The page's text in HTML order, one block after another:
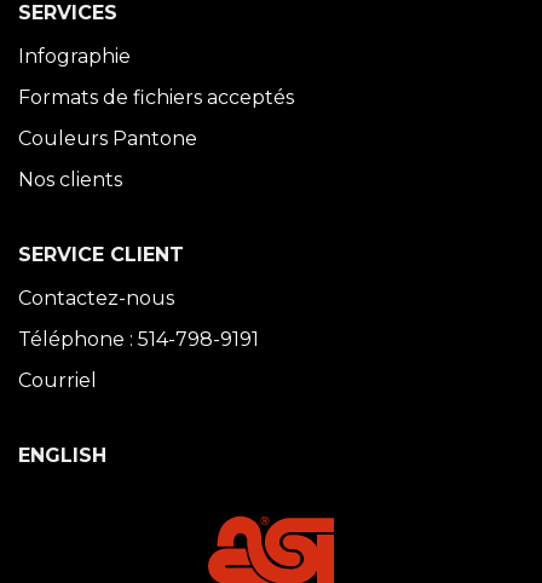
SERVICES
Infographie
Formats de fichiers acceptés
Couleurs Pantone
Nos clients
SERVICE CLIENT
Contactez-nous
Téléphone : 514-798-9191
Courriel
ENGLISH